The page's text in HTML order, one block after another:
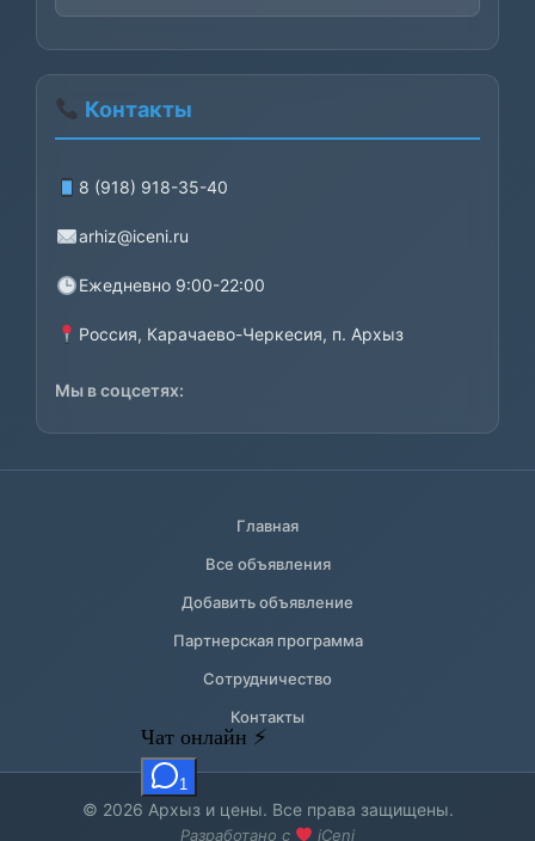
Контакты
8 (918) 918-35-40
arhiz@iceni.ru
Ежедневно 9:00-22:00
Россия, Карачаево-Черкесия, п. Архыз
Мы в соцсетях:
Главная
Все объявления
Добавить объявление
Партнерская программа
Сотрудничество
Контакты
© 2026 Архыз и цены. Все права защищены.
Разработано с iCeni